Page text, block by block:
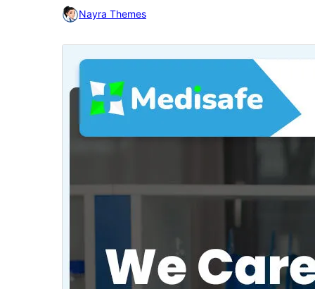
Nayra Themes